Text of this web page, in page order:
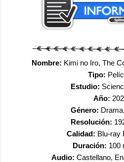
Nombre: Kimi no Iro, The
Tipo:
Estudio:
Año:
Género:
Resolución:
Calidad: Blu-ray
Duración: 100
Audio: Castellano,